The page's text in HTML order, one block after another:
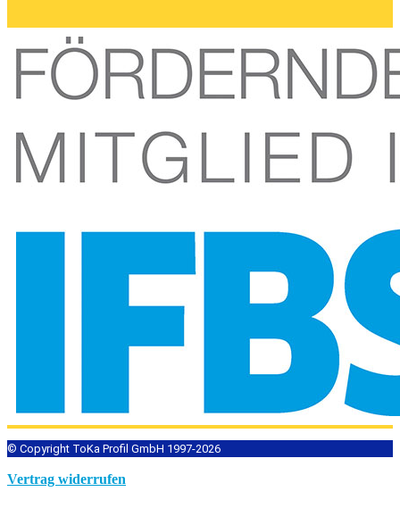
© Copyright ToKa Profil GmbH 1997-2026
Vertrag widerrufen